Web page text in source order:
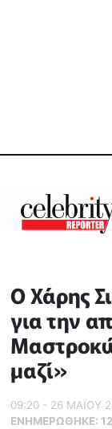
Ο Χάρης
για την
μαζί»
09:20 - 26 ΜΑΪ́ΟΥ
ΕΝΗΜΕΡΏΘΗΚΕ: